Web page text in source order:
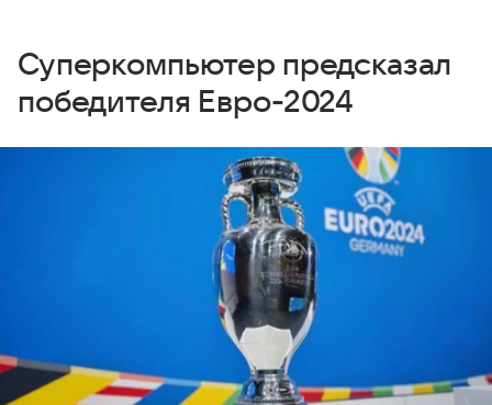
Суперкомпьютер предсказал
победителя Евро-2024